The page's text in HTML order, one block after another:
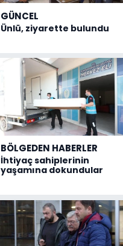
GÜNCEL
Ünlü, ziyarette bulundu
BÖLGEDEN HABERLER
İhtiyaç sahiplerinin
yaşamına dokundular